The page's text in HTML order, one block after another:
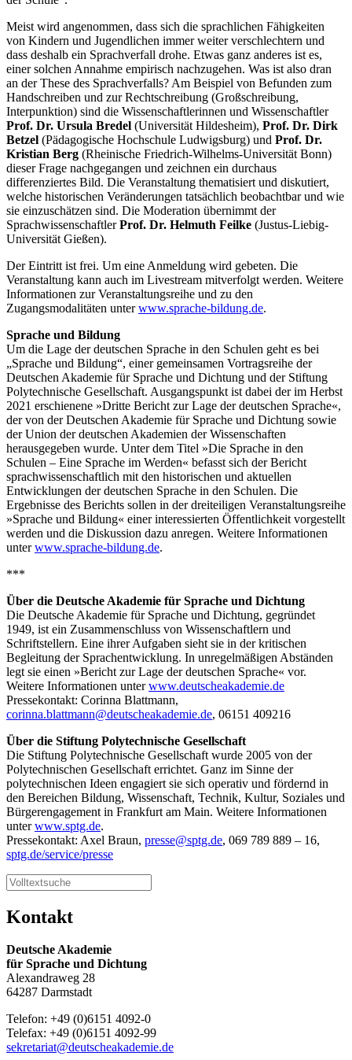
Meist wird angenommen, dass sich die sprachlichen Fähigkeiten
von Kindern und Jugendlichen immer weiter verschlechtern und
dass deshalb ein Sprachverfall drohe. Etwas ganz anderes ist es,
einer solchen Annahme empirisch nachzugehen. Was ist also dran
an der These des Sprachverfalls? Am Beispiel von Befunden zum
Handschreiben und zur Rechtschreibung (Großschreibung,
Interpunktion) sind die Wissenschaftlerinnen und Wissenschaftler
Prof. Dr. Ursula Bredel (Universität Hildesheim), Prof. Dr. Dirk
Betzel (Pädagogische Hochschule Ludwigsburg) und Prof. Dr.
Kristian Berg (Rheinische Friedrich-Wilhelms-Universität Bonn)
dieser Frage nachgegangen und zeichnen ein durchaus
differenziertes Bild. Die Veranstaltung thematisiert und diskutiert,
welche historischen Veränderungen tatsächlich beobachtbar und wie
sie einzuschätzen sind. Die Moderation übernimmt der
SprachwissenschaftlerProf. Dr. Helmuth Feilke (Justus-Liebig-
Universität Gießen).
Der Eintritt ist frei. Um eine Anmeldung wird gebeten. Die
Veranstaltung kann auch im Livestream mitverfolgt werden. Weitere
Informationen zur Veranstaltungsreihe und zu den
Zugangsmodalitäten unterwww.sprache-bildung.de.
Sprache und Bildung
Um die Lage der deutschen Sprache in den Schulen geht es bei
„Sprache und Bildung“, einer gemeinsamen Vortragsreihe der
Deutschen Akademie für Sprache und Dichtung und der Stiftung
Polytechnische Gesellschaft. Ausgangspunkt ist dabei der im Herbst
2021 erschienene »Dritte Bericht zur Lage der deutschen Sprache«,
der von der Deutschen Akademie für Sprache und Dichtung sowie
der Union der deutschen Akademien der Wissenschaften
herausgegeben wurde. Unter dem Titel »Die Sprache in den
Schulen – Eine Sprache im Werden« befasst sich der Bericht
sprachwissenschaftlich mit den historischen und aktuellen
Entwicklungen der deutschen Sprache in den Schulen. Die
Ergebnisse des Berichts sollen in der dreiteiligen Veranstaltungsreihe
»Sprache und Bildung« einer interessierten Öffentlichkeit vorgestellt
werden und die Diskussion dazu anregen. Weitere Informationen
unterwww.sprache-bildung.de.
***
Über die Deutsche Akademie für Sprache und Dichtung
Die Deutsche Akademie für Sprache und Dichtung, gegründet
1949, ist ein Zusammenschluss von Wissenschaftlern und
Schriftstellern. Eine ihrer Aufgaben sieht sie in der kritischen
Begleitung der Sprachentwicklung. In unregelmäßigen Abständen
legt sie einen »Bericht zur Lage der deutschen Sprache« vor.
Weitere Informationen unterwww.deutscheakademie.de
Pressekontakt: Corinna Blattmann,
corinna.blattmann@deutscheakademie.de, 06151 409216
Über die Stiftung Polytechnische Gesellschaft
Die Stiftung Polytechnische Gesellschaft wurde 2005 von der
Polytechnischen Gesellschaft errichtet. Ganz im Sinne der
polytechnischen Ideen engagiert sie sich operativ und fördernd in
den Bereichen Bildung, Wissenschaft, Technik, Kultur, Soziales und
Bürgerengagement in Frankfurt am Main. Weitere Informationen
unterwww.sptg.de.
Pressekontakt: Axel Braun, presse@sptg.de, 069 789 889 – 16,
sptg.de/service/presse
Kontakt
Deutsche Akademie
für Sprache und Dichtung
Alexandraweg 28
64287 Darmstadt
Telefon: +49 (0)6151 4092-0
Telefax: +49 (0)6151 4092-99
sekretariat@deutscheakademie.de